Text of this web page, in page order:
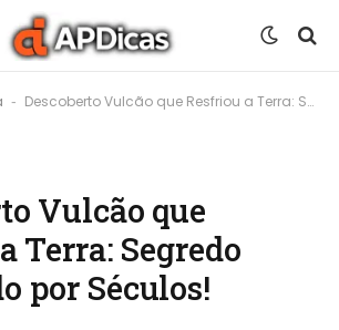
- Descoberto Vulcão que Resfriou a Terra: Segredo Escondido por Séculos!
Vulcão que
Terra: Segredo
por Séculos!